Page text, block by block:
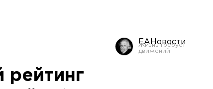
ЕАНовости
рейтинг